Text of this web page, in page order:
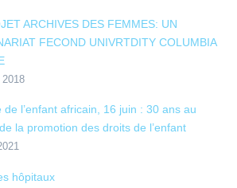
ARCHIVES DES FEMMES: UN
FECOND UNIVRTDITY COLUMBIA
de l’enfant africain, 16 juin : 30 ans au
la promotion des droits de l’enfant
hôpitaux